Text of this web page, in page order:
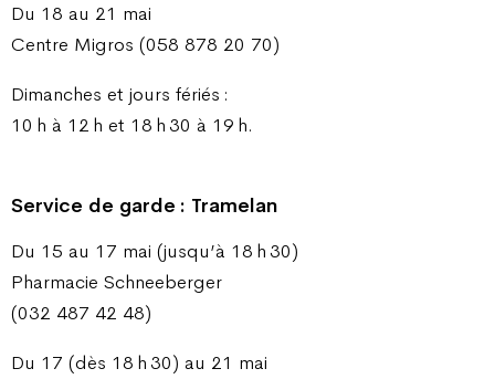
Du 18 au 21 mai
Centre Migros (058 878 20 70)
Dimanches et jours fériés :
10 h à 12 h et 18 h 30 à 19 h.
Service de garde : Tramelan
Du 15 au 17 mai (jusqu’à 18 h 30)
Pharmacie Schneeberger
(032 487 42 48)
Du 17 (dès 18 h 30) au 21 mai